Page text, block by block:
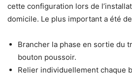
cette configuration lors de
domicile. Le plus important a été
Brancher la phase en sortie du
bouton poussoir.
Relier individuellement chaque